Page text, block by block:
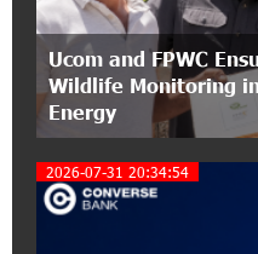
12:40:22 8-07-2026
Polytechnic
Held with the
Converse
EBRD Bonds
Ucom and FPWC
Wildlife Monitoring
Energy
2026-07-31 20:34:54